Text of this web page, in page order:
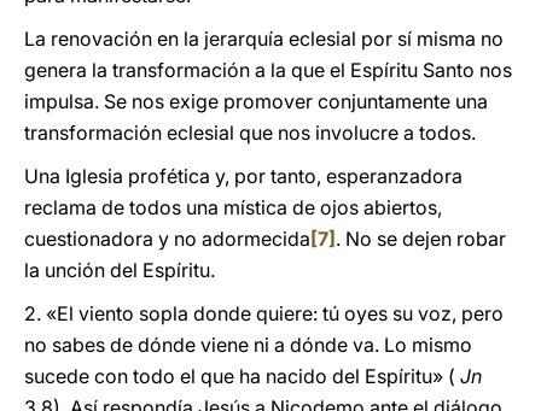
La renovación en la jerarquía eclesial por sí misma no
genera la transformación a la que el Espíritu Santo nos
impulsa. Se nos exige promover conjuntamente una
transformación eclesial que nos involucre a todos.
Una Iglesia profética y, por tanto, esperanzadora
reclama de todos una mística de ojos abiertos,
cuestionadora y no adormecida [7] . No se dejen robar
la unción del Espíritu.
2. «El viento sopla donde quiere: tú oyes su voz, pero
no sabes de dónde viene ni a dónde va. Lo mismo
sucede con todo el que ha nacido del Espíritu» ( Jn